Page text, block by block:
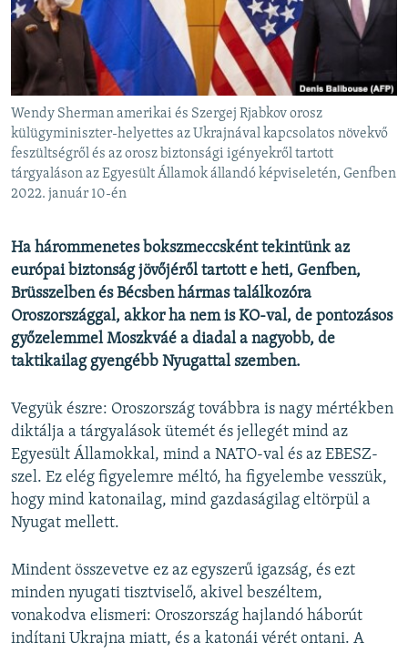
EURÓPAI UNIÓ
VILÁG
KLÍMAVÁLTOZÁS
A MÚLT TANULSÁGAI
KÖVESSEN MINKET!
Valamennyi RFE/RL weboldal
Wendy Sherman amerikai és Szergej Rjabkov orosz
külügyminiszter-helyettes az Ukrajnával kapcsolatos növekvő
feszültségről és az orosz biztonsági igényekről tartott
tárgyaláson az Egyesült Államok állandó képviseletén, Genfben
2022. január 10-én
Ha hárommenetes bokszmeccsként tekintünk az
európai biztonság jövőjéről tartott e heti, Genfben,
Brüsszelben és Bécsben hármas találkozóra
Oroszországgal, akkor ha nem is KO-val, de pontozásos
győzelemmel Moszkváé a diadal a nagyobb, de
taktikailag gyengébb Nyugattal szemben.
Vegyük észre: Oroszország továbbra is nagy mértékben
diktálja a tárgyalások ütemét és jellegét mind az
Egyesült Államokkal, mind a NATO-val és az EBESZ-
szel. Ez elég figyelemre méltó, ha figyelembe vesszük,
hogy mind katonailag, mind gazdaságilag eltörpül a
Nyugat mellett.
Mindent összevetve ez az egyszerű igazság, és ezt
minden nyugati tisztviselő, akivel beszéltem,
vonakodva elismeri: Oroszország hajlandó háborút
indítani Ukrajna miatt, és a katonái vérét ontani. A